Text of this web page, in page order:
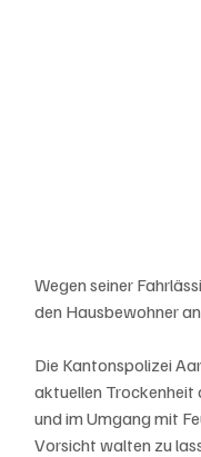
Wegen seiner
den Hausbewohner
Die Kantonspolizei
aktuellen Trockenheit
und im Umgang mit
Vorsicht walten zu